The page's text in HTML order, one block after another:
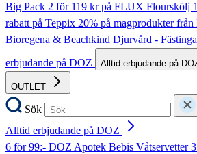
Big Pack 2 för 119 kr på FLUX Flourskölj
rabatt på Teppix 20% på magprodukter från
Bioregena & Beachkind Djurvård -
erbjudande på DOZ
Alltid erbjudande på
OUTLET
Sök
Alltid erbjudande på DOZ
6 för 99:- DOZ Apotek Bebis Våtservetter